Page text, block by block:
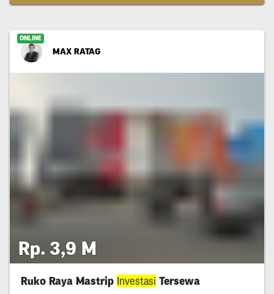
ONLINE
MAX RATAG
Rp. 3,9 M
Ruko Raya Mastrip Investasi Tersewa